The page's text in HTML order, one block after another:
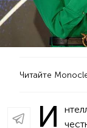
Читайте
И